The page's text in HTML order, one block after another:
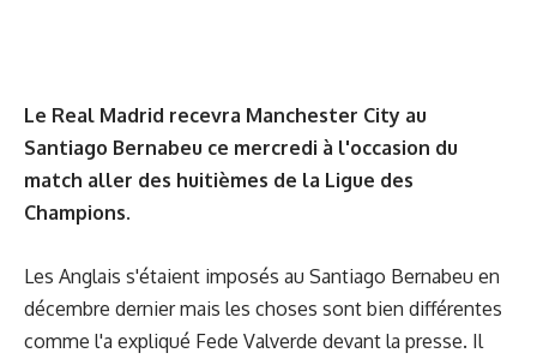
Le Real Madrid recevra Manchester City au
Santiago Bernabeu ce mercredi à l'occasion du
match aller des huitièmes de la Ligue des
Champions.
Les Anglais s'étaient imposés au Santiago Bernabeu en
décembre dernier mais les choses sont bien différentes
comme l'a expliqué Fede Valverde devant la presse. Il